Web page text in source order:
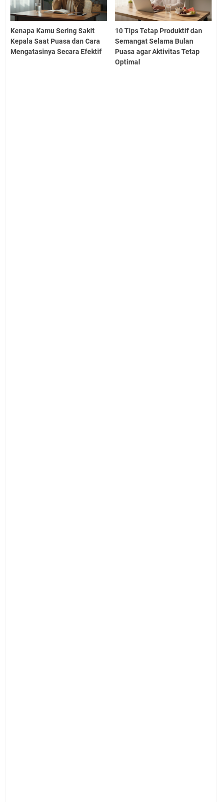
Kenapa Kamu Sering Sakit
Kepala Saat Puasa dan Cara
Mengatasinya Secara Efektif
10 Tips Tetap Produktif dan
Semangat Selama Bulan
Puasa agar Aktivitas Tetap
Optimal